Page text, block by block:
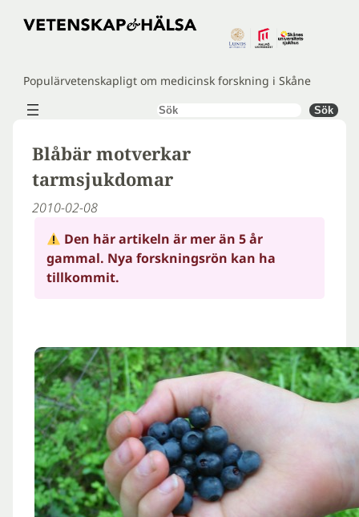
Hoppa
Populärvetenskapligt om medicinsk forskning i Skåne
Sök Sök
Blåbär motverkar
tarmsjukdomar
2010-02-08
Den här artikeln är mer än 5 år
gammal. Nya forskningsrön kan ha
tillkommit.